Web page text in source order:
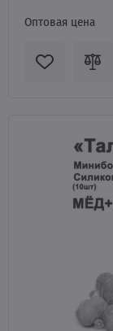
Оптовая цена